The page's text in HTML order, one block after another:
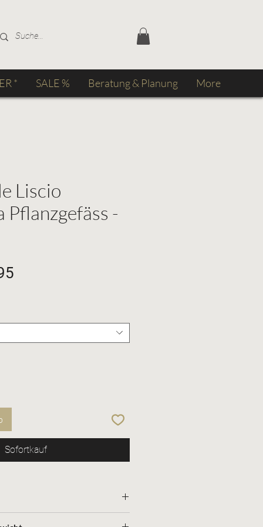
* SALE % Beratung & Planung More
Liscio
Pflanzgefäss -
Sofortkauf